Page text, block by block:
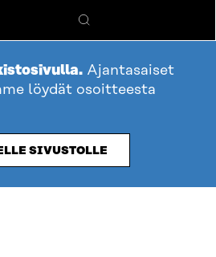
Hae
Ajantasaiset
löydät osoitteesta
SIVUSTOLLE